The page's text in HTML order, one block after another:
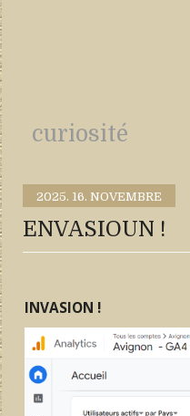
curiosité
2025. 16. NOVEMBRE
ENVASIOUN !
INVASION !